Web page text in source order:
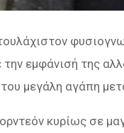
εμφάνισή της
μεγάλη αγάπη
κυρίως σε